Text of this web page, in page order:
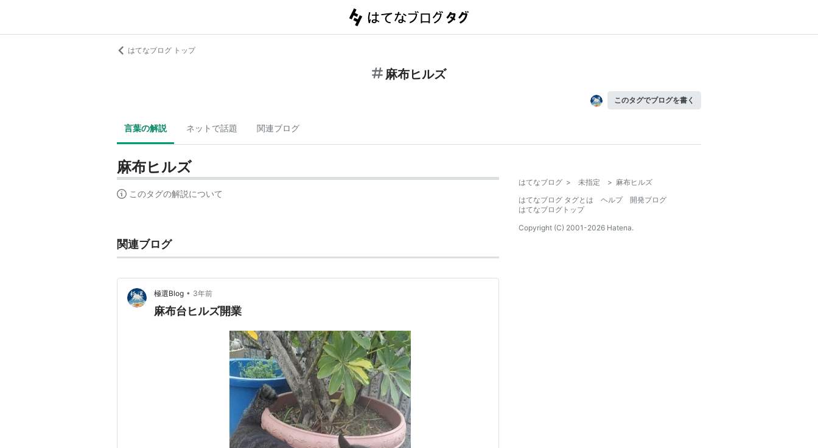
はてなブログ トップ
麻布ヒルズ
このタグでブログを書く
言葉の解説 ネットで話題 関連ブログ
麻布ヒルズ
このタグの解説について
関連ブログ
極選Blog • 3年前
麻布台ヒルズ開業
はてなブログ > 未指定 > 麻布ヒルズ
はてなブログ タグとは
ヘルプ
開発ブログ
はてなブログトップ
Copyright (C) 2001-2026 Hatena.